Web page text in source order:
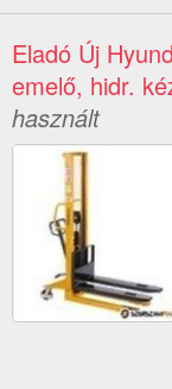
Eladó Új
emelő, hidr.
használt